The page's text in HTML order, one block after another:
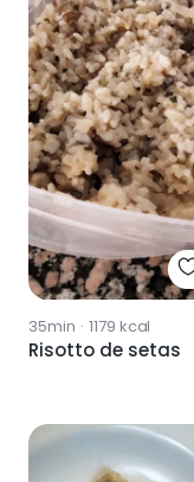
35min · 1179 kcal
Risotto de setas